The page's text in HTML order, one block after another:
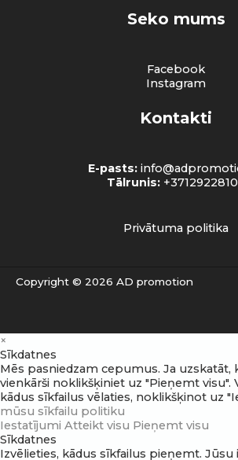
Seko mums
Facebook
Instagram
Kontakti
E-pasts:
Tālrunis:
Privātuma politika
Copyright © 2026 AD promotion
×
Sīkdatnes
Mēs pasniedzam cepumus. Ja uzskatāt,
vienkārši noklikšķiniet uz "Pieņemt visu".
kādus sīkfailus vēlaties, noklikšķinot uz
mūsu sīkfailu politiku
Iestatījumi Atteikt visu Pieņemt visu
Sīkdatnes
Izvēlieties, kādus sīkfailus pieņemt. Jūsu